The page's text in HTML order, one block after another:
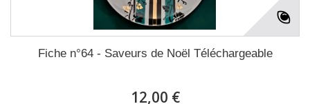
Fiche n°64 - Saveurs de Noël Téléchargeable
12,00 €